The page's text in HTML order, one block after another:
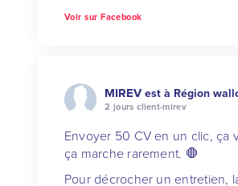
𝗻𝗼𝘃𝗲𝗺𝗯𝗿𝗲 𝟮𝟬𝟮𝟲
l'une de nos séances
découvrir :
✔️ le programme de la
Voir sur Facebook
MIREV est à Région
2 jours client-mirev
Envoyer 50 CV en un clic, ça
ça marche rarement. 🛑
Pour décrocher un entretien,